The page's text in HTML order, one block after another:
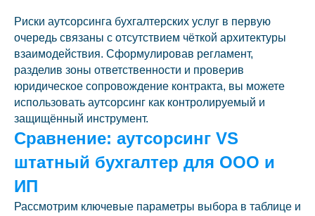
Риски аутсорсинга бухгалтерских услуг в первую
очередь связаны с отсутствием чёткой архитектуры
взаимодействия. Сформулировав регламент,
разделив зоны ответственности и проверив
юридическое сопровождение контракта, вы можете
использовать аутсорсинг как контролируемый и
защищённый инструмент.
Сравнение: аутсорсинг VS
штатный бухгалтер для ООО и
ИП
Рассмотрим ключевые параметры выбора в таблице и